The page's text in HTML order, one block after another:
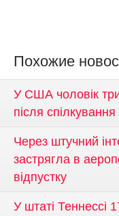
Похожие
У США чоловік
після
Через штучний
застрягла в
відпустку
У штаті Теннессі